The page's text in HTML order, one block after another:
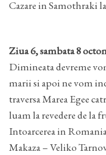
Cazare in Samothraki
Ziua 6, sambata 8
Dimineata devreme
marii si apoi ne vom
traversa Marea Egee
luam la revedere de la
Intoarcerea in
Makaza – Veliko